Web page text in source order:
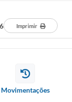
Imprimir
Movimentações